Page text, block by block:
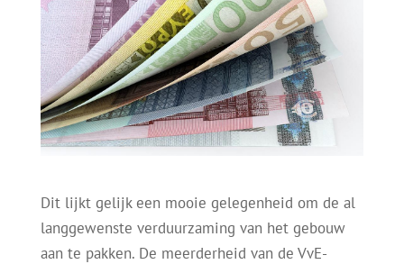
Dit lijkt gelijk een mooie gelegenheid om de al
langgewenste verduurzaming van het gebouw
aan te pakken. De meerderheid van de VvE-